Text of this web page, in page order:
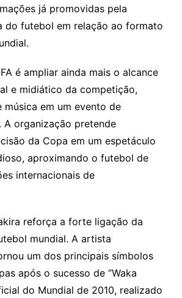
já promovidas pela
do futebol em relação ao formato
é ampliar ainda mais o alcance
e midiático da competição,
música em um evento de
A organização pretende
da Copa em um espetáculo
aproximando o futebol de
internacionais de
reforça a forte ligação da
mundial. A artista
um dos principais símbolos
após o sucesso de “Waka
do Mundial de 2010, realizado